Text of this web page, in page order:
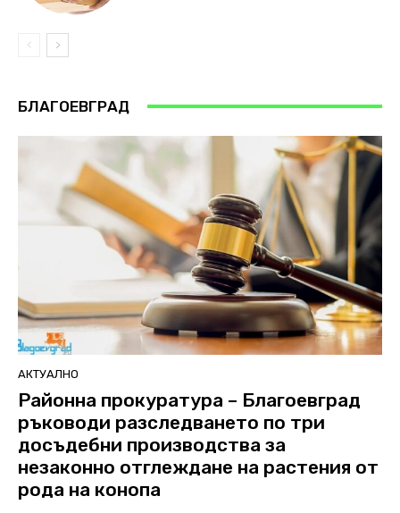
БЛАГОЕВГРАД
АКТУАЛНО
Районна прокуратура – Благоевград
ръководи разследването по три
досъдебни производства за
незаконно отглеждане на растения от
рода на конопа